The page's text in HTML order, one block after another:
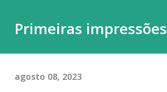
Primeiras impressões
agosto 08, 2023